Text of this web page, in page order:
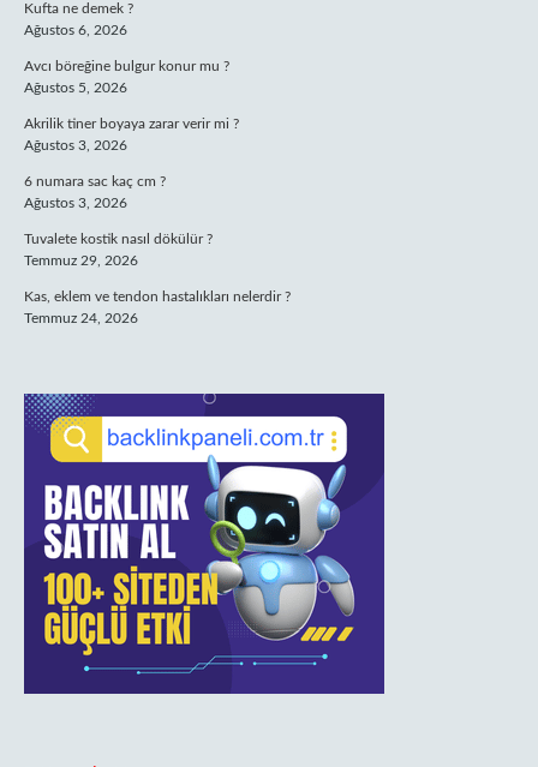
Kufta ne demek ?
Ağustos 6, 2026
Avcı böreğine bulgur konur mu ?
Ağustos 5, 2026
Akrilik tiner boyaya zarar verir mi ?
Ağustos 3, 2026
6 numara sac kaç cm ?
Ağustos 3, 2026
Tuvalete kostik nasıl dökülür ?
Temmuz 29, 2026
Kas, eklem ve tendon hastalıkları nelerdir ?
Temmuz 24, 2026